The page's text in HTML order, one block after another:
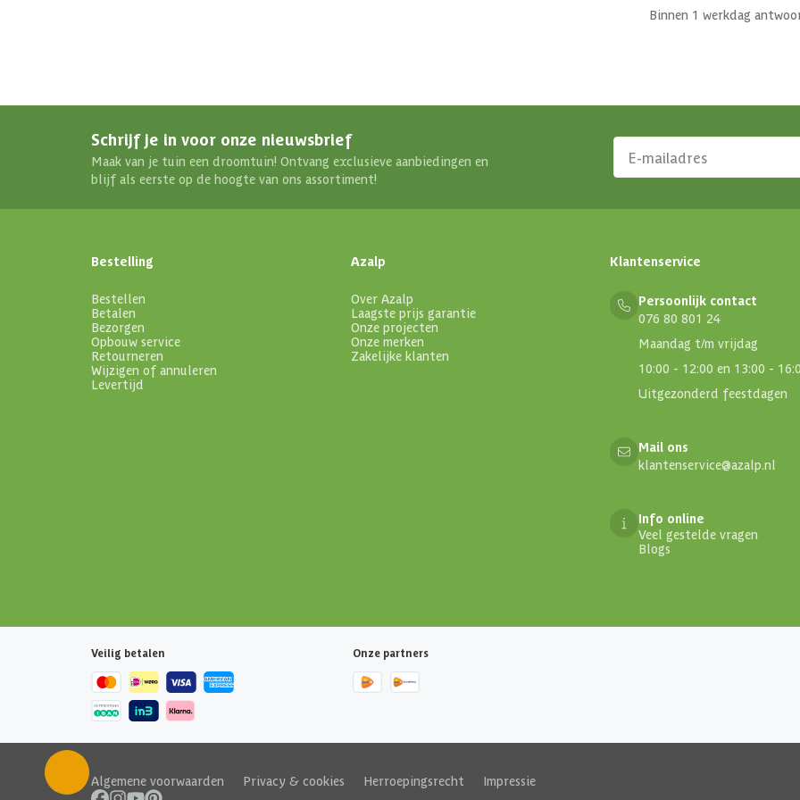
Binnen 1 werkdag
Schrijf je in voor onze nieuwsbrief
Maak van je tuin een droomtuin! Ontvang exclusieve aanbiedingen en
blijf als eerste op de hoogte van ons assortiment!
Bestelling
Bestellen
Betalen
Bezorgen
Opbouw service
Retourneren
Wijzigen of annuleren
Levertijd
Azalp
Over Azalp
Laagste prijs garantie
Onze projecten
Onze merken
Zakelijke klanten
Klantenservice
Persoonlijk contact
076 80 801 24
Maandag t/m vrijdag
10:00 - 12:00 en 13:00 -
Uitgezonderd feestdagen
Mail ons
klantenservice@azalp.nl
Info online
Veel gestelde vragen
Blogs
Veilig betalen Onze partners
Algemene voorwaarden Privacy & cookies Herroepingsrecht Impressie